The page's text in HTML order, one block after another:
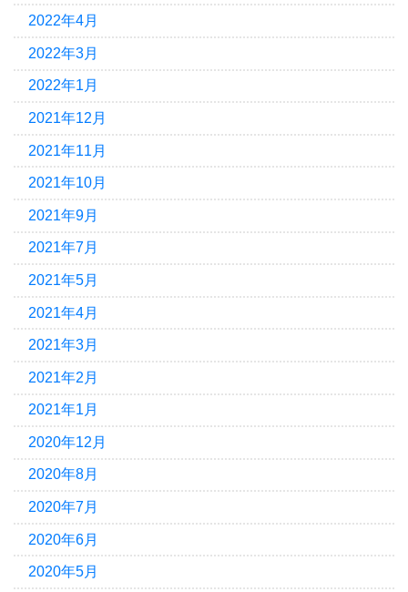
2022年4月
2022年3月
2022年1月
2021年12月
2021年11月
2021年10月
2021年9月
2021年7月
2021年5月
2021年4月
2021年3月
2021年2月
2021年1月
2020年12月
2020年8月
2020年7月
2020年6月
2020年5月